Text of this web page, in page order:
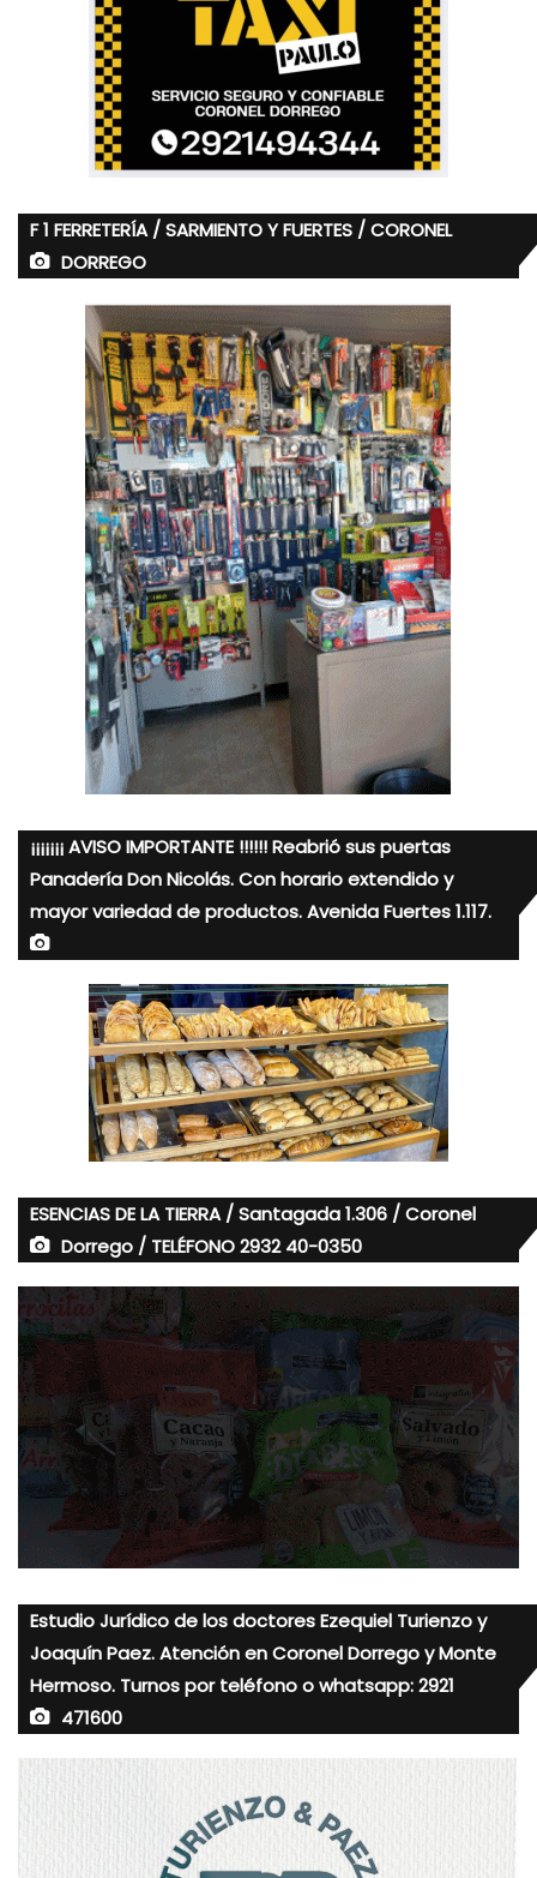
F 1 FERRETERÍA / SARMIENTO Y FUERTES / CORONEL
DORREGO
¡¡¡¡¡¡¡ AVISO IMPORTANTE !!!!!! Reabrió sus puertas
Panadería Don Nicolás. Con horario extendido y
mayor variedad de productos. Avenida Fuertes 1.117.
ESENCIAS DE LA TIERRA / Santagada 1.306 / Coronel
Dorrego / TELÉFONO 2932 40-0350
Estudio Jurídico de los doctores Ezequiel Turienzo y
Joaquín Paez. Atención en Coronel Dorrego y Monte
Hermoso. Turnos por teléfono o whatsapp: 2921
471600